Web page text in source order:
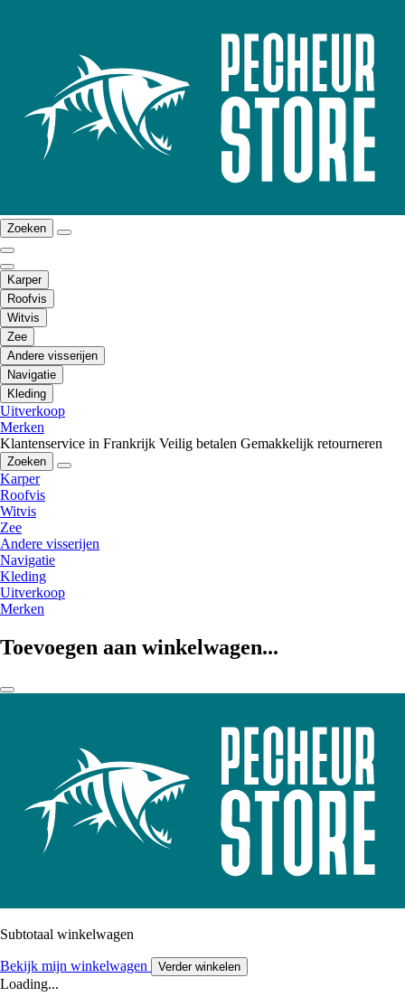
Zoeken
Karper
Roofvis
Witvis
Zee
Andere visserijen
Navigatie
Kleding
Uitverkoop
Merken
Klantenservice in Frankrijk Veilig betalen Gemakkelijk retourneren
Zoeken
Karper
Roofvis
Witvis
Zee
Andere visserijen
Navigatie
Kleding
Uitverkoop
Merken
Toevoegen aan winkelwagen...
Subtotaal winkelwagen
Bekijk mijn winkelwagen Verder winkelen
Loading...